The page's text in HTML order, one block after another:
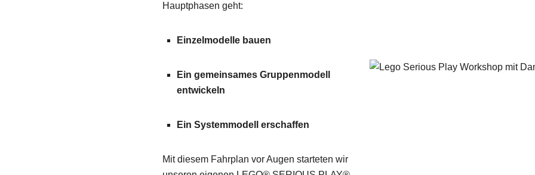
Blog
Zum Blog
Hauptphasen geht:
Einzelmodelle bauen
Ein gemeinsames Gruppenmodell
entwickeln
Ein Systemmodell erschaffen
Mit diesem Fahrplan vor Augen starteten wir